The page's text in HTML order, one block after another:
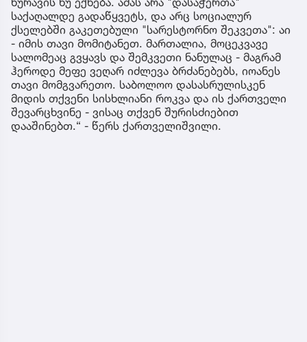
საქაღალდე გადაწყვეტს, და არც სოციალურ
ქსელებში გაკეთებული "სარესტორნო შეკვეთა": აი
- იმის თავი მომიტანეთ. მართალია, მოცეკვავე
სალომეაც გვყავს და შემკვეთი ნანულაც - მაგრამ
ჰეროდე მეფე ვეღარ იძლევა ბრძანებებს, იოანეს
თავი მომგვარეთო. საბოლოო დასასრულისკენ
მიდის თქვენი სისხლიანი როკვა და ის ქართველი
შევარცხვინე - ვისაც თქვენ შურისძიებით
დააშინებთ.“ - წერს ქართველიშვილი.